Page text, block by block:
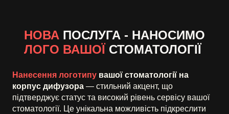
НОВА ПОСЛУГА - НАНОСИМО
ЛОГО ВАШОЇ СТОМАТОЛОГІЇ
Нанесення логотипу вашої стоматології на
корпус дифузора — стильний акцент, що
підтверджує статус та високий рівень сервісу вашої
стоматології. Це унікальна можливість підкреслити